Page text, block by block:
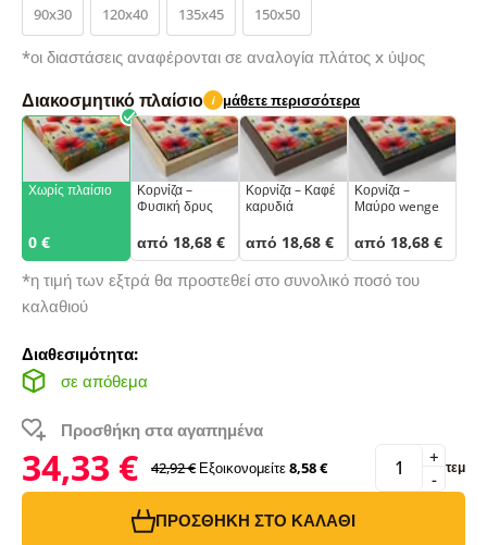
90x30 120x40 135x45 150x50
*οι διαστάσεις αναφέρονται σε αναλογία πλάτος x ύψος
Διακοσμητικό πλαίσιο i μάθετε περισσότερα
Χωρίς πλαίσιο
0 €
Κορνίζα –
Φυσική δρυς
από 18,68 €
Κορνίζα – Καφέ
καρυδιά
από 18,68 €
Κορνίζα –
Μαύρο wenge
από 18,68 €
*η τιμή των εξτρά θα προστεθεί στο συνολικό ποσό του
καλαθιού
Διαθεσιμότητα:
σε απόθεμα
Προσθήκη στα αγαπημένα
34,33 € 42,92 € Εξοικονομείτε8,58 € -
+ τεμ
ΠΡΟΣΘΉΚΗ ΣΤΟ ΚΑΛΆΘΙ